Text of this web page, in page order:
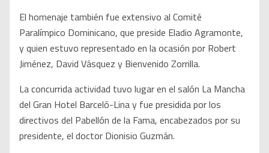
El homenaje también fue extensivo al Comité
Paralímpico Dominicano, que preside Eladio Agramonte,
y quien estuvo representado en la ocasión por Robert
Jiménez, David Vásquez y Bienvenido Zorrilla.
La concurrida actividad tuvo lugar en el salón La Mancha
del Gran Hotel Barceló-Lina y fue presidida por los
directivos del Pabellón de la Fama, encabezados por su
presidente, el doctor Dionisio Guzmán.